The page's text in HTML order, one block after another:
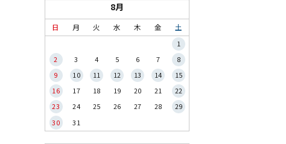
8月
日 月 火 水 木 金 土
1
2
3 4 5 6 7
8
9
10 11 12 13 14
15
16
17 18 19 20 21
22
23
24 25 26 27 28
29
30
31